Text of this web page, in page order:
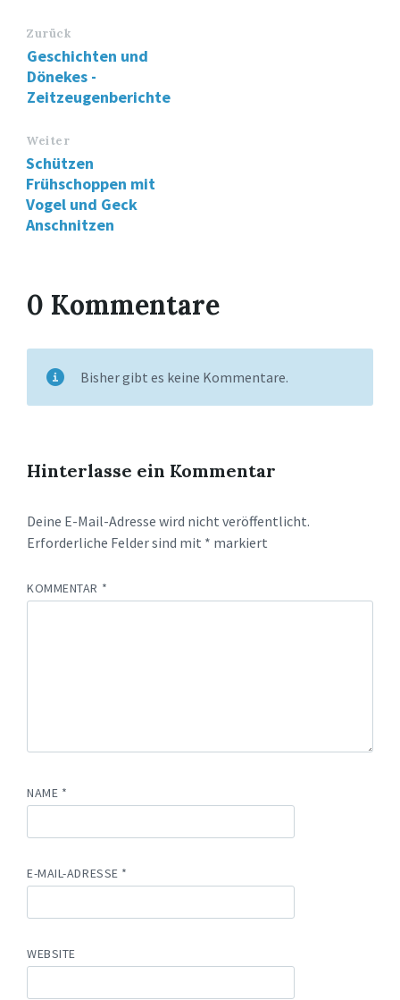
Zurück
Geschichten und
Dönekes -
Zeitzeugenberichte
Weiter
Schützen
Frühschoppen mit
Vogel und Geck
Anschnitzen
0 Kommentare
Bisher gibt es keine Kommentare.
Hinterlasse ein Kommentar
Deine E-Mail-Adresse wird nicht veröffentlicht.
Erforderliche Felder sind mit * markiert
KOMMENTAR *
NAME *
E-MAIL-ADRESSE *
WEBSITE